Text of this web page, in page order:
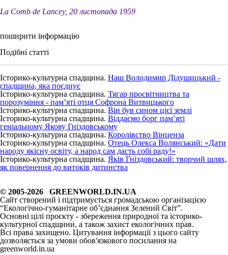
La Comb de Lancey, 20 листопада 1959
поширити інформацію
Подібні статті
Історико-культурна спадщина. Наш Володимир Дідушицький -
спадщина, яка поєднує
Історико-культурна спадщина. Тягар просвітництва та
порозуміння - пам’яті отця Софрона Витвицького
Історико-культурна спадщина. Він був сином цієї землі
Історико-культурна спадщина. Віддаємо борг пам’яті
геніальному Якову Гніздовському
Історико-культурна спадщина. Королівство Вінценза
Історико-культурна спадщина. Отець Олекса Волянський: «Дати
народу якісну освіту, а народ сам дасть собі раду!»
Історико-культурна спадщина. Яків Гніздовський: творчий шлях,
як повернення до витоків дитинства
© 2005-2026 GREENWORLD.IN.UA
Сайт створений і підтримується громадською організацією
“Екологічно-гуманітарне об’єднання Зелений Світ”.
Основні цілі проєкту - збереження природної та історико-
культурної спадщини, а також захист екологічних прав.
Всі права захищено. Цитування інформації з цього сайту
дозволяється за умови обов'язкового посилання на
greenworld.in.ua